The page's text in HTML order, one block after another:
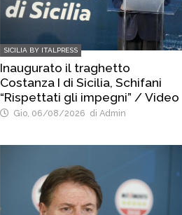
SICILIA BY ITALPRESS
Inaugurato il traghetto
Costanza I di Sicilia, Schifani
“Rispettati gli impegni” / Video
Gio, 06/08/2026 di Admin